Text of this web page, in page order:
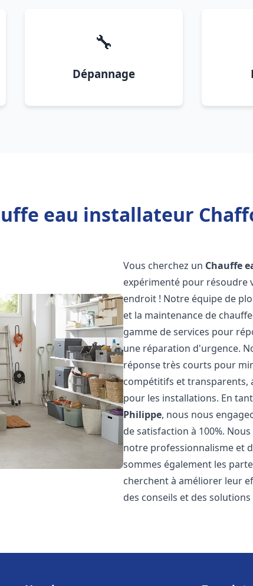
🔧
Dépannage
eau installateur
Vous cherchez un Chauffe
expérimenté pour résoudre
endroit ! Notre équipe de
et la maintenance de
gamme de services pour
une réparation d'urgence.
réponse très courts pour
compétitifs et transparents,
pour les installations. En
Philippe, nous nous
de satisfaction à 100%.
notre professionnalisme et
sommes également les
cherchent à améliorer leur
des conseils et des